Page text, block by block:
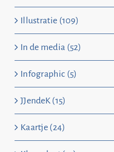
Illustratie (109)
In de media (52)
Infographic (5)
JJendeK (15)
Kaartje (24)